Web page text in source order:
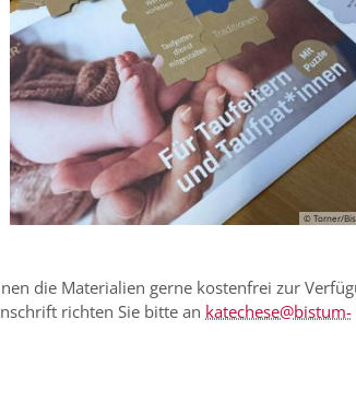
© Torner/
die Materialien gerne kostenfrei zur
richten Sie bitte an katechese@bistum-